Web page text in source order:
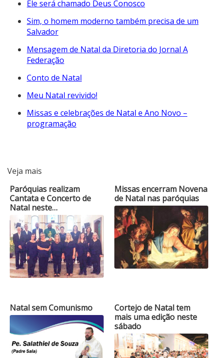
Ele será chamado Deus Conosco
Sim, o homem moderno também precisa de um
Salvador
Mensagem de Natal da Diretoria do Jornal A
Federação
Conto de Natal
Meu Natal revivido!
Missas e celebrações de Natal e Ano Novo –
programação
Veja mais
Paróquias realizam
Cantata e Concerto de
Natal neste…
Missas encerram Novena
de Natal nas paróquias
Natal sem Comunismo
Cortejo de Natal tem
mais uma edição neste
sábado